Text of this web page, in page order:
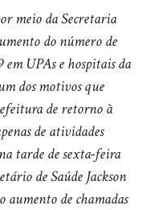
meio da Secretaria
do número de
em UPAs e hospitais da
dos motivos que
de retorno à
de atividades
tarde de sexta-feira
de Saúde Jackson
aumento de chamadas